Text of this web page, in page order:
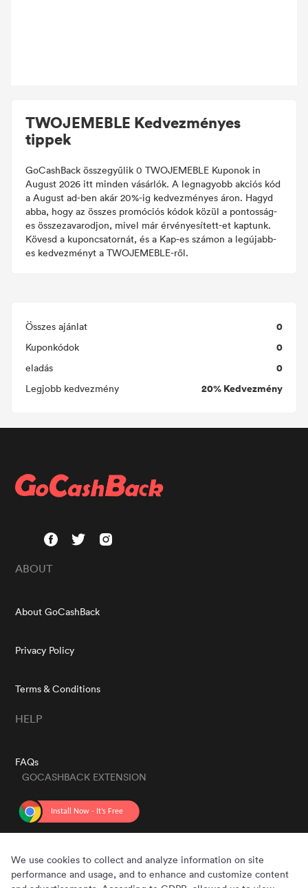
TWOJEMEBLE Kedvezményes
tippek
GoCashBack összegyűlik 0 TWOJEMEBLE Kuponok in
August 2026 itt minden vásárlók. A legnagyobb akciós kód
a August ad-ben akár 20%-ig kedvezményes áron. Hagyd
abba, hogy az összes promóciós kódok közül a pontosság-
es összezavarodjon, mivel már érvényesített-et kaptunk.
Kövesd a kuponcsatornát, és a Kap-es számon a legújabb-
es kedvezményt a TWOJEMEBLE-ről.
Összes ajánlat 0
Kuponkódok 0
eladás 0
Legjobb kedvezmény 20% Kedvezmény
ABOUT
About GoCashBack
Privacy Policy
Terms & Conditions
HELP
FAQs
GOCASHBACK EXTENSION
We use cookies to collect and analyze information on site
performance and usage, and to enhance and customize content